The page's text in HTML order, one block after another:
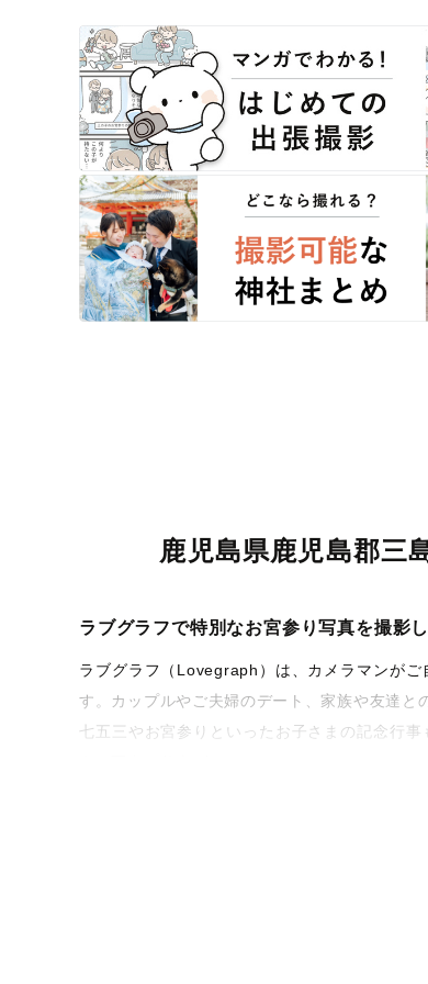
鹿児島県鹿児島郡三
ラブグラフで特別なお宮参り写真を撮影
ラブグラフ（Lovegraph）は、カメラマンが
す。カップルやご夫婦のデート、家族や友達と
七五三やお宮参りといったお子さまの記念行